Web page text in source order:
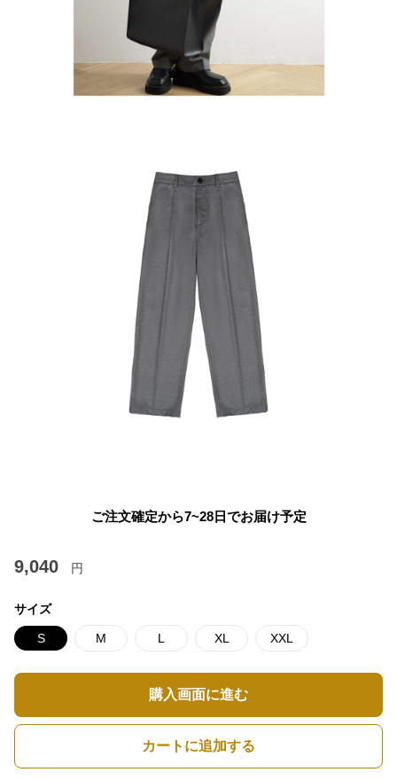
ご注文確定から7~28日でお届け予定
9,040 円
サイズ
S M L XL XXL
購入画面に進む
カートに追加する